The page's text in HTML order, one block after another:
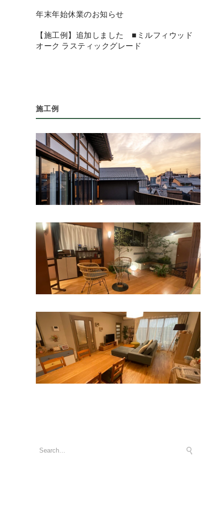
年末年始休業のお知らせ
【施工例】追加しました ■ミルフィウッド
オーク ラスティックグレード
施工例